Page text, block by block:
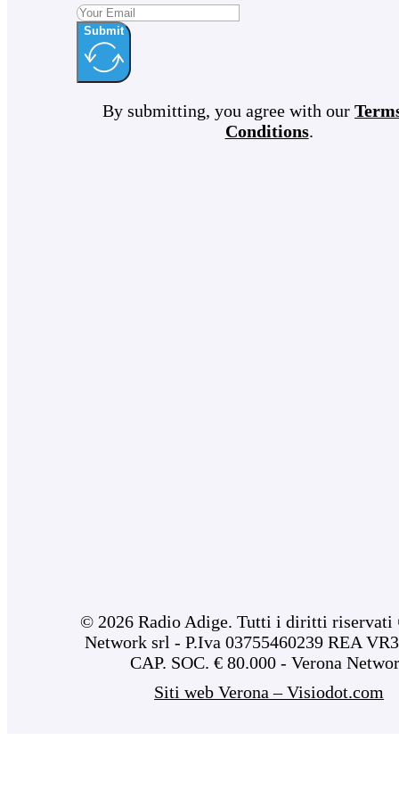
Submit
By submitting, you agree with our
Conditions.
© 2026 Radio Adige. Tutti i diritti riservati
Network srl - P.Iva 03755460239 REA
CAP. SOC. € 80.000 - Verona
Siti web Verona – Visiodot.com